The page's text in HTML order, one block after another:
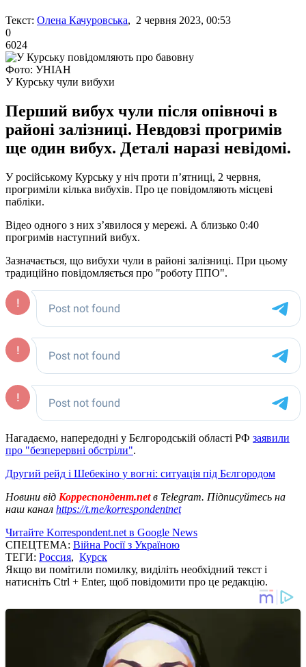
Текст: Олена Качуровська, 2 червня 2023, 00:53
0
6024
Фото: УНІАН
У Курську чули вибухи
Перший вибух чули після опівночі в
районі залізниці. Невдовзі прогримів
ще один вибух. Деталі наразі невідомі.
У російському Курську у ніч проти п’ятниці, 2 червня,
прогриміли кілька вибухів. Про це повідомляють місцеві
пабліки.
Відео одного з них з’явилося у мережі. А близько 0:40
прогримів наступний вибух.
Зазначається, що вибухи чули в районі залізниці. При цьому
традиційно повідомляється про "роботу ППО".
Нагадаємо, напередодні у Бєлгородській області РФ заявили
про "безперервні обстріли".
Другий рейд і Шебекіно у вогні: ситуація під Бєлгородом
Новини від Корреспондент.netв Telegram. Підписуйтесь на
наш канал https://t.me/korrespondentnet
Читайте Korrespondent.net в Google News
СПЕЦТЕМА: Війна Росії з Україною
ТЕГИ: Россия, Курск
Якщо ви помітили помилку, виділіть необхідний текст і
натисніть Ctrl + Enter, щоб повідомити про це редакцію.